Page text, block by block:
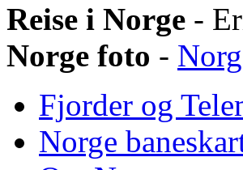
Reise i Norge -
Norge foto -
Fjorder og
Norge